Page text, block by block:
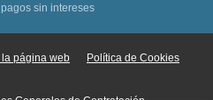
sin intereses
página web Política de Cookies